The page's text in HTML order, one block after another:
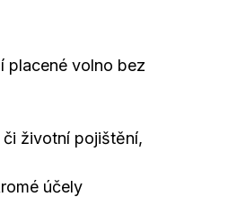
placené volno bez
životní pojištění,
účely